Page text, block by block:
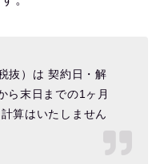
抜）は 契約日・解
ら末日までの1ヶ月
算はいたしません